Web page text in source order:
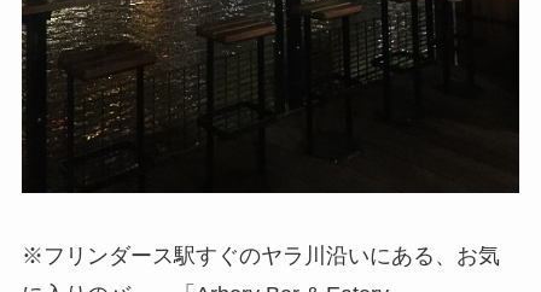
※フリンダース駅すぐのヤラ川沿いにある、お気